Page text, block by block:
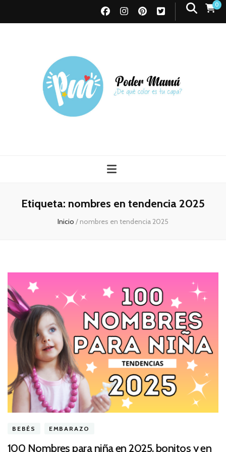
0
Etiqueta: nombres en tendencia 2025
Inicio / nombres en tendencia 2025
BEBÉS EMBARAZO
100 Nombres para niña en 2025, bonitos y en